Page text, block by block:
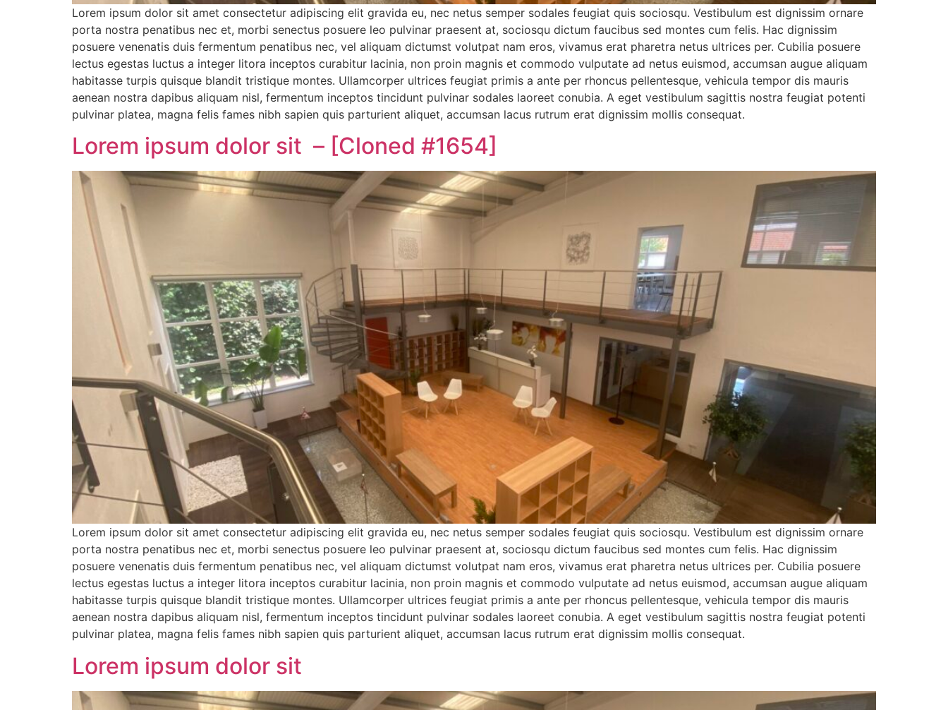
Lorem ipsum dolor sit amet consectetur adipiscing elit gravida eu, nec netus semper sodales feugiat quis sociosqu. Vestibulum est dignissim ornare
porta nostra penatibus nec et, morbi senectus posuere leo pulvinar praesent at, sociosqu dictum faucibus sed montes cum felis. Hac dignissim
posuere venenatis duis fermentum penatibus nec, vel aliquam dictumst volutpat nam eros, vivamus erat pharetra netus ultrices per. Cubilia posuere
lectus egestas luctus a integer litora inceptos curabitur lacinia, non proin magnis et commodo vulputate ad netus euismod, accumsan augue aliquam
habitasse turpis quisque blandit tristique montes. Ullamcorper ultrices feugiat primis a ante per rhoncus pellentesque, vehicula tempor dis mauris
aenean nostra dapibus aliquam nisl, fermentum inceptos tincidunt pulvinar sodales laoreet conubia. A eget vestibulum sagittis nostra feugiat potenti
pulvinar platea, magna felis fames nibh sapien quis parturient aliquet, accumsan lacus rutrum erat dignissim mollis consequat.
Lorem ipsum dolor sit – [Cloned #1654]
Lorem ipsum dolor sit amet consectetur adipiscing elit gravida eu, nec netus semper sodales feugiat quis sociosqu. Vestibulum est dignissim ornare
porta nostra penatibus nec et, morbi senectus posuere leo pulvinar praesent at, sociosqu dictum faucibus sed montes cum felis. Hac dignissim
posuere venenatis duis fermentum penatibus nec, vel aliquam dictumst volutpat nam eros, vivamus erat pharetra netus ultrices per. Cubilia posuere
lectus egestas luctus a integer litora inceptos curabitur lacinia, non proin magnis et commodo vulputate ad netus euismod, accumsan augue aliquam
habitasse turpis quisque blandit tristique montes. Ullamcorper ultrices feugiat primis a ante per rhoncus pellentesque, vehicula tempor dis mauris
aenean nostra dapibus aliquam nisl, fermentum inceptos tincidunt pulvinar sodales laoreet conubia. A eget vestibulum sagittis nostra feugiat potenti
pulvinar platea, magna felis fames nibh sapien quis parturient aliquet, accumsan lacus rutrum erat dignissim mollis consequat.
Lorem ipsum dolor sit